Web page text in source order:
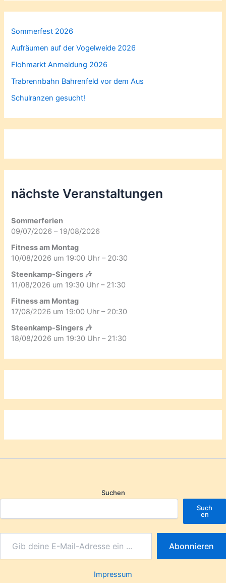
Sommerfest 2026
Aufräumen auf der Vogelweide 2026
Flohmarkt Anmeldung 2026
Trabrennbahn Bahrenfeld vor dem Aus
Schulranzen gesucht!
nächste Veranstaltungen
Sommerferien
09/07/2026 – 19/08/2026
Fitness am Montag
10/08/2026 um 19:00 Uhr – 20:30
Steenkamp-Singers 🎶
11/08/2026 um 19:30 Uhr – 21:30
Fitness am Montag
17/08/2026 um 19:00 Uhr – 20:30
Steenkamp-Singers 🎶
18/08/2026 um 19:30 Uhr – 21:30
Suchen
Such
en
Abonnieren
Impressum